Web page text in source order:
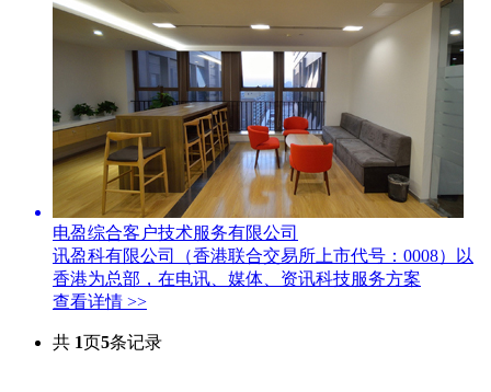
电盈综合客户技术服务有限公司
讯盈科有限公司（香港联合交易所上市代号：0008）以
香港为总部，在电讯、媒体、资讯科技服务方案
查看详情 >>
共 1页5条记录